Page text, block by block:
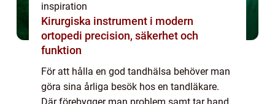
inspiration
Kirurgiska instrument i modern
ortopedi precision, säkerhet och
funktion
För att hålla en god tandhälsa behöver man
göra sina årliga besök hos en tandläkare.